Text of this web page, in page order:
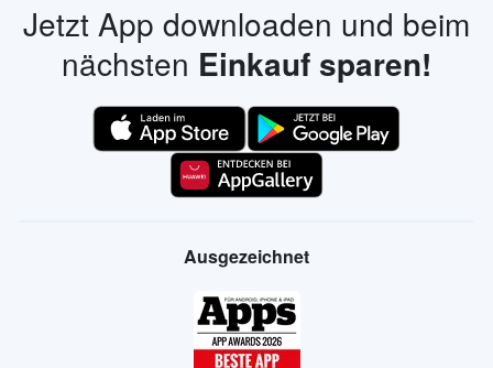
Jetzt App downloaden und beim
nächsten Einkauf sparen!
Ausgezeichnet